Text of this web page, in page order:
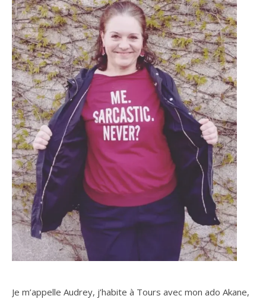
Je m’appelle Audrey, j’habite à Tours avec mon ado Akane,